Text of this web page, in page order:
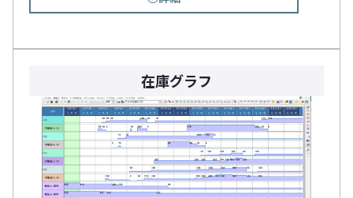
在庫グラフ